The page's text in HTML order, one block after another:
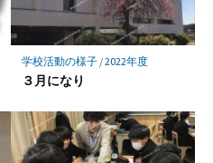
学校活動の様子/2022年度
３月になり